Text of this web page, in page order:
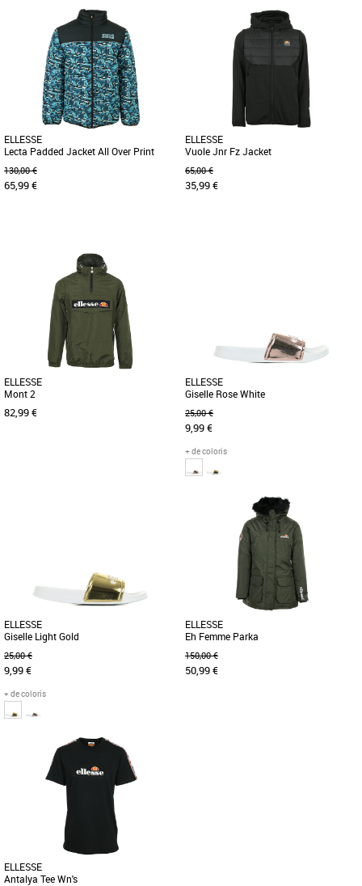
Depuis 1959 Ellesse se démarque par
une philosophie et un style uniques. Le
concept: du sportswear de [...]
Veste déperlante de la marque Ellesse.
Coupe moderne pour un vêtement
confortable et pratique. Plus [...]
ELLESSE
Lecta Padded Jacket All Over Print
130,00 €
65,99 €
Depuis 1959 Ellesse se démarque par
une philosophie et un style uniques. Le
concept : du sportswear [...]
ELLESSE
Vuole Jnr Fz Jacket
65,00 €
35,99 €
ELLESSE
Mont 2
82,99 €
ELLESSE
Giselle Rose White
25,00 €
9,99 €
+ de coloris
Le modèle Giselle répond aux
tendances féminines du moment avec
son coté brillant. Cette sandale [...]
ELLESSE
Giselle Light Gold
25,00 €
9,99 €
+ de coloris
Le modèle Giselle est proposé par
Ellesse. Cette sandale ira avec tout sur
la plage ou pour vous balader [...]
ELLESSE
Eh Femme Parka
150,00 €
50,99 €
ELLESSE
Antalya Tee Wn's